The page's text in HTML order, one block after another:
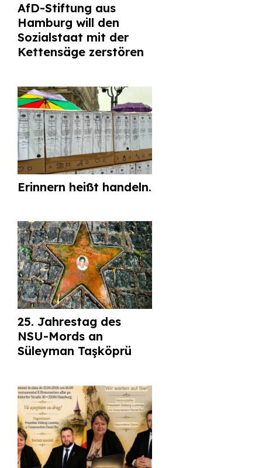
AfD-Stiftung aus
Hamburg will den
Sozialstaat mit der
Kettensäge zerstören
Erinnern heißt handeln.
25. Jahrestag des
NSU-Mords an
Süleyman Taşköprü